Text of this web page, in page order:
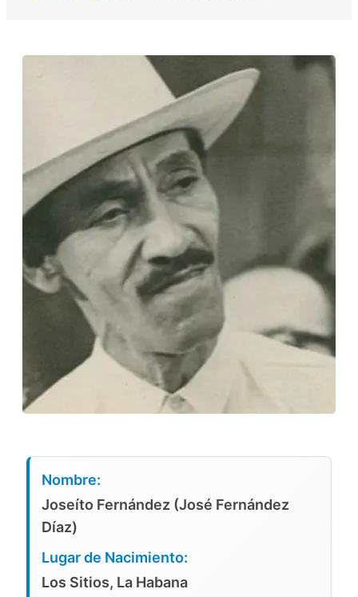
Nombre:
Joseíto Fernández (José Fernández
Díaz)
Lugar de Nacimiento:
Los Sitios, La Habana